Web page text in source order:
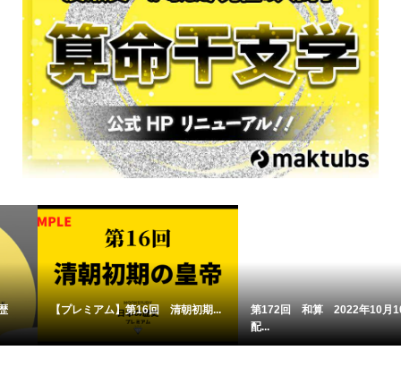
【プレミアム】第16回 清朝初期...
第172回 和算 2022年10月10日